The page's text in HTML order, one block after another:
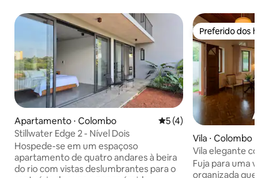
Apartamento ⋅ Colombo 5 de uma avaliação média
5 (4)
Stillwater Edge 2 - Nível Dois
Hospede-se em um espaçoso
apartamento de quatro andares à beira
do rio com vistas deslumbrantes para o
Preferido dos
Preferido dos
Vila ⋅ Colombo
Vila elegante
acomoda 12
Fuja para uma
organizada que